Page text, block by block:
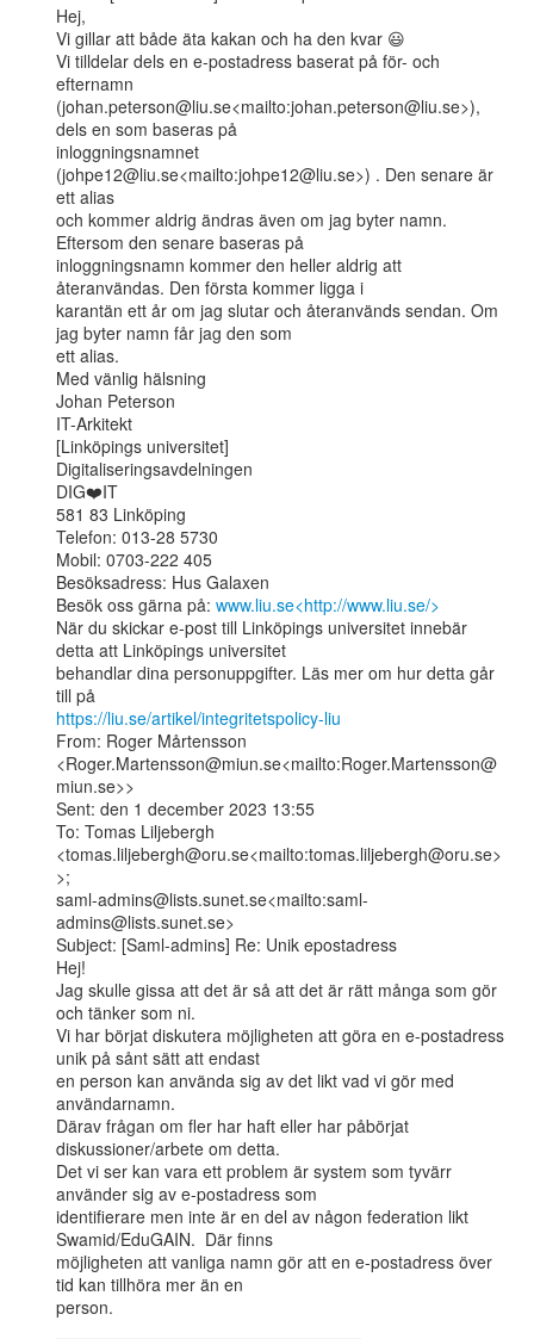
Hej,
Vi gillar att både äta kakan och ha den kvar 😃
Vi tilldelar dels en e-postadress baserat på för- och
efternamn
(johan.peterson@liu.se<mailto:johan.peterson@liu.se>),
dels en som baseras på
inloggningsnamnet
(johpe12@liu.se<mailto:johpe12@liu.se>) . Den senare är
ett alias
och kommer aldrig ändras även om jag byter namn.
Eftersom den senare baseras på
inloggningsnamn kommer den heller aldrig att
återanvändas. Den första kommer ligga i
karantän ett år om jag slutar och återanvänds sendan. Om
jag byter namn får jag den som
ett alias.
Med vänlig hälsning
Johan Peterson
IT-Arkitekt
[Linköpings universitet]
Digitaliseringsavdelningen
DIG❤️IT
581 83 Linköping
Telefon: 013-28 5730
Mobil: 0703-222 405
Besöksadress: Hus Galaxen
Besök oss gärna på: www.liu.se<http://www.liu.se/>
När du skickar e-post till Linköpings universitet innebär
detta att Linköpings universitet
behandlar dina personuppgifter. Läs mer om hur detta går
https://liu.se/artikel/integritetspolicy-liu
From: Roger Mårtensson
<Roger.Martensson@miun.se<mailto:Roger.Martensson@
miun.se>>
Sent: den 1 december 2023 13:55
To: Tomas Liljebergh
<tomas.liljebergh@oru.se<mailto:tomas.liljebergh@oru.se>
>;
saml-admins@lists.sunet.se<mailto:saml-
admins@lists.sunet.se>
Subject: [Saml-admins] Re: Unik epostadress
Hej!
Jag skulle gissa att det är så att det är rätt många som gör
och tänker som ni.
Vi har börjat diskutera möjligheten att göra en e-postadress
unik på sånt sätt att endast
en person kan använda sig av det likt vad vi gör med
användarnamn.
Därav frågan om fler har haft eller har påbörjat
diskussioner/arbete om detta.
Det vi ser kan vara ett problem är system som tyvärr
använder sig av e-postadress som
identifierare men inte är en del av någon federation likt
Swamid/EduGAIN.  Där finns
möjligheten att vanliga namn gör att en e-postadress över
tid kan tillhöra mer än en
person.